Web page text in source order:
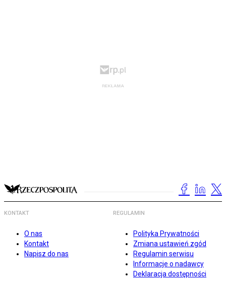
KONTAKT
O nas
Kontakt
Napisz do nas
REGULAMIN
Polityka Prywatności
Zmiana ustawień zgód
Regulamin serwisu
Informacje o nadawcy
Deklaracja dostępności